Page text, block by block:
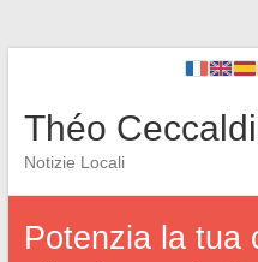
Théo Ceccaldi
Notizie Locali
Potenzia la tua